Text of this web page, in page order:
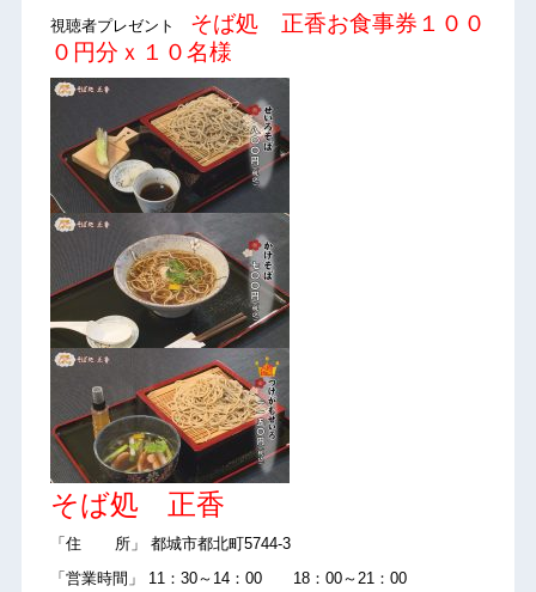
視聴者プレゼント そば処 正香お食事券１００
０円分ｘ１０名様
そば処 正香
「住 所」 都城市都北町5744-3
「営業時間」 11：30～14：00 18：00～21：00